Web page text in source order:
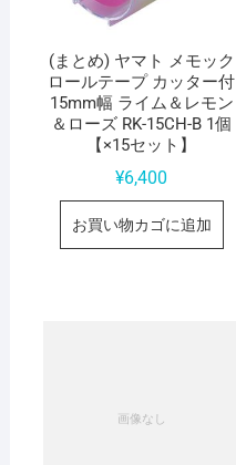
(まとめ) ヤマト メモック
ロールテープ カッター付
15mm幅 ライム＆レモン
＆ローズ RK-15CH-B 1個
【×15セット】
¥6,400
お買い物カゴに追加